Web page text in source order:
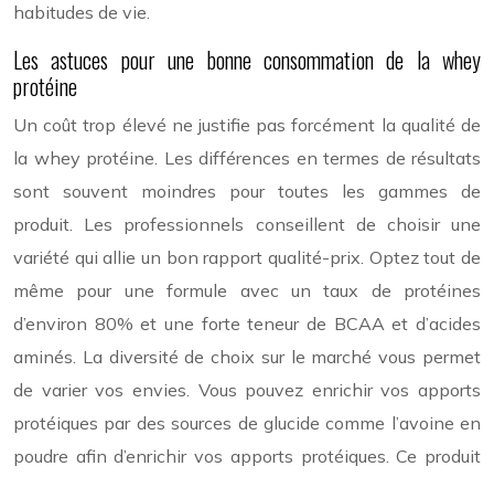
habitudes de vie.
Les astuces pour une bonne consommation de la whey
protéine
Un coût trop élevé ne justifie pas forcément la qualité de
la whey protéine. Les différences en termes de résultats
sont souvent moindres pour toutes les gammes de
produit. Les professionnels conseillent de choisir une
variété qui allie un bon rapport qualité-prix. Optez tout de
même pour une formule avec un taux de protéines
d’environ 80% et une forte teneur de BCAA et d’acides
aminés. La diversité de choix sur le marché vous permet
de varier vos envies. Vous pouvez enrichir vos apports
protéiques par des sources de glucide comme l’avoine en
poudre afin d’enrichir vos apports protéiques. Ce produit